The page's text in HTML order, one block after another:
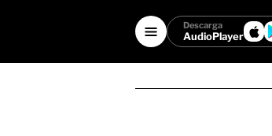
Descarga
AudioPlayer